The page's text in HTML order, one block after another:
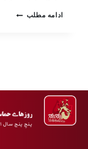
ادامه مطلب
پـنجِ پنـج سـال ۱۳۶۱ پـنجِ پنـج سـال ۱۳۶۵